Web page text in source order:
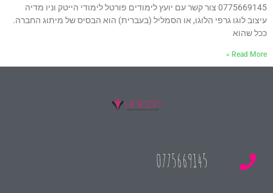
0775669145 צור קשר עם יועץ לימודים פורטל לימודי הייטק וניו מדיה
עיצוב לוגו גרפי הלוגו, או הסמליל (בעברית) הוא הבסיס של מיתוג החברה.
ככל שהוא
Read More »
0775669145